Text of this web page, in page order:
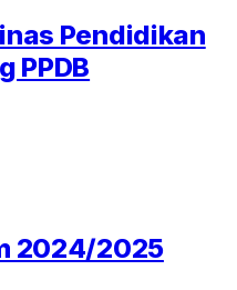
Pendidikan
PPDB
2024/2025